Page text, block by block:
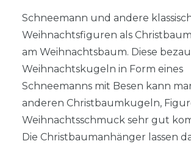
Schneemann und andere
Weihnachtsfiguren als
am Weihnachtsbaum. Diese
Weihnachtskugeln in Form eines
Schneemanns mit Besen kann
anderen Christbaumkugeln,
Weihnachtsschmuck sehr gut
Die Christbaumanhänger lassen